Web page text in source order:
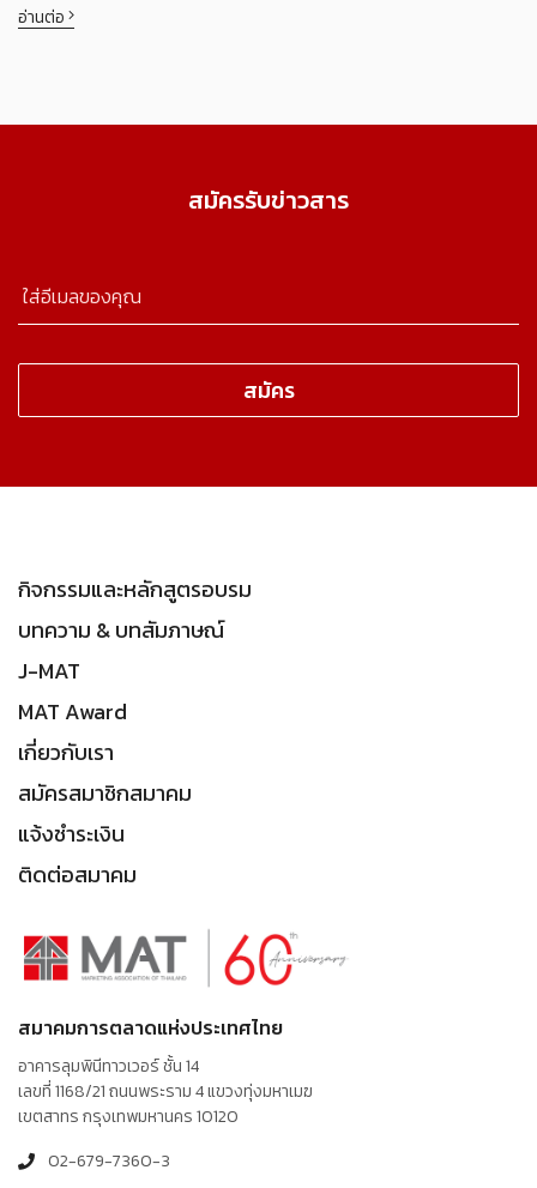
อ่านต่อ
สมัครรับข่าวสาร
กิจกรรมและหลักสูตรอบรม
บทความ & บทสัมภาษณ์
J-MAT
MAT Award
เกี่ยวกับเรา
สมัครสมาชิกสมาคม
แจ้งชำระเงิน
ติดต่อสมาคม
สมาคมการตลาดแห่งประเทศไทย
อาคารลุมพินีทาวเวอร์ ชั้น 14
เลขที่ 1168/21 ถนนพระราม 4 แขวงทุ่งมหาเมฆ
เขตสาทร กรุงเทพมหานคร 10120
02-679-7360-3